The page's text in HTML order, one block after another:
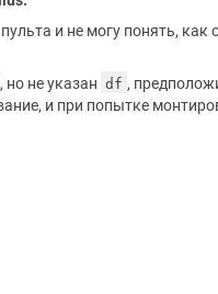
и не могу понять, как
не указан df ,
и при попытке